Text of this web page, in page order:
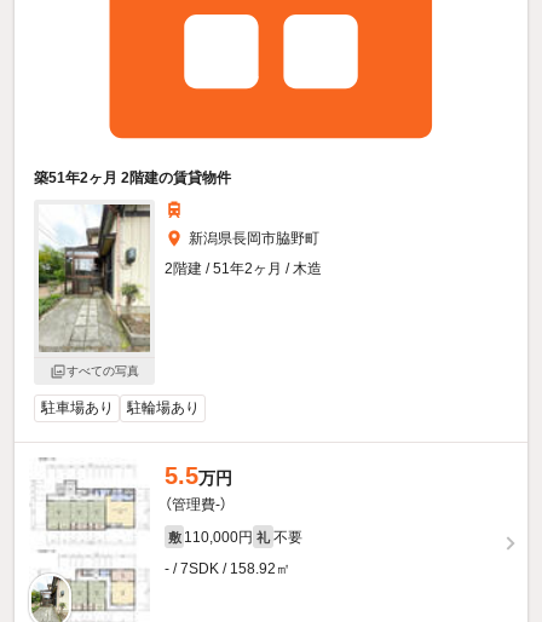
築51年2ヶ月 2階建の賃貸物件
すべての写真
新潟県長岡市脇野町
2階建 / 51年2ヶ月 / 木造
駐車場あり 駐輪場あり
5.5万円
（管理費-）
敷 110,000円 礼 不要
- / 7SDK / 158.92㎡